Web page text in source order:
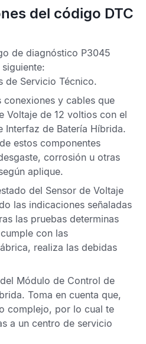
del código DTC
de diagnóstico P3045
de Servicio Técnico.
conexiones y cables que
Voltaje de 12 voltios con el
Interfaz de Batería Híbrida.
estos componentes
corrosión u otras
aplique.
del Sensor de Voltaje
las indicaciones señaladas
las pruebas determinas
con las
realiza las debidas
Módulo de Control de
. Toma en cuenta que,
complejo, por lo cual te
a un centro de servicio